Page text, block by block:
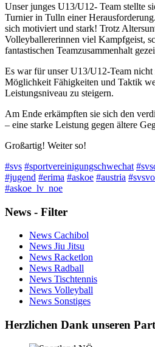
Unser junges U13/U12- Team stellte
Turnier in Tulln einer
sich motiviert und stark! Trotz
Volleyballererinnen viel Kampfgeist,
fantastischen Teamzusammenhalt
Es war für unser U13/U12-Team
Möglichkeit Fähigkeiten und Taktik
Leistungsniveau zu steigern.
Am Ende erkämpften sie sich den
– eine starke Leistung gegen ältere
Großartig! Weiter so!
#svs #sportvereinigungschwechat
#jugend #erima #askoe #austria
#askoe_lv_noe
News - Filter
News Cachibol
News Jiu Jitsu
News Racketlon
News Radball
News Tischtennis
News Volleyball
News Sonstiges
Herzlichen Dank unseren